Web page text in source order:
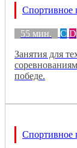
Спортивное
55 мин. C D
Занятия для
победе.
Спортивное